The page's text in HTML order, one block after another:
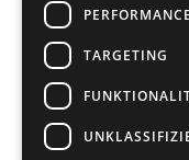
PERFORMANCE
TARGETING